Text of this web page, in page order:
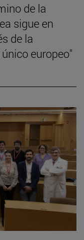
de la
sigue en
de la
europeo"